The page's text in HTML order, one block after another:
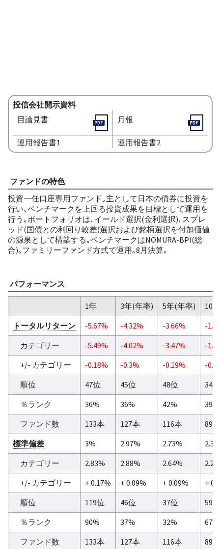
投信会社開示資料
目論見書
月報
運用報告書1 運用報告書2
ファンドの特色
投資一任口座専用ファンド｡主として日本の債券に投資を
行い､ベンチマークを上回る投資成果を目標として運用を
行う｡ポートフォリオは､イールド選択(金利選択)､スプレ
ッド(国債との利回り較差)選択および銘柄選択を付加価値
の源泉として構築する｡ベンチマークはNOMURA-BPI(総
合)｡ファミリーファンド方式で運用｡8月決算｡
パフォーマンス
1年 3年(年率) 5年(年率)
10
トータルリターン
-5.67% -4.32% -3.66%
-
カテゴリー
-5.49% -4.02% -3.47%
-
+/- カテゴリー
-0.18% -0.3% -0.19%
-
順位
47位 45位 48位
34位
％ランク
36% 36% 42%
39%
ファンド数
133本 127本 116本
89本
標準偏差
3% 2.97% 2.73%
カテゴリー
2.83% 2.88% 2.64%
+/- カテゴリー
+ 0.17% + 0.09% + 0.09%
+
順位
119位 46位 37位
59位
％ランク
90% 37% 32%
67%
ファンド数
133本 127本 116本 89本